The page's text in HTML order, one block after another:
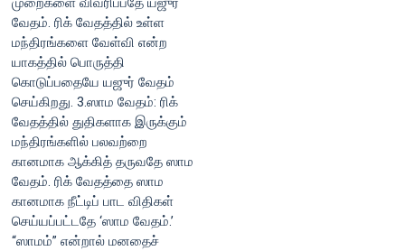
வேதம். ரிக் வேதத்தில் உள்ள
மந்திரங்களை வேள்வி என்ற
யாகத்தில் பொருத்தி
கொடுப்பதையே யஜுர் வேதம்
செய்கிறது. 3.ஸாம வேதம்: ரிக்
வேதத்தில் துதிகளாக இருக்கும்
மந்திரங்களில் பலவற்றை
கானமாக ஆக்கித் தருவதே ஸாம
வேதம். ரிக் வேதத்தை ஸாம
கானமாக நீட்டிப் பாட விதிகள்
செய்யப்பட்டதே ‘ஸாம வேதம்.’
“ஸாமம்” என்றால் மனதைச்